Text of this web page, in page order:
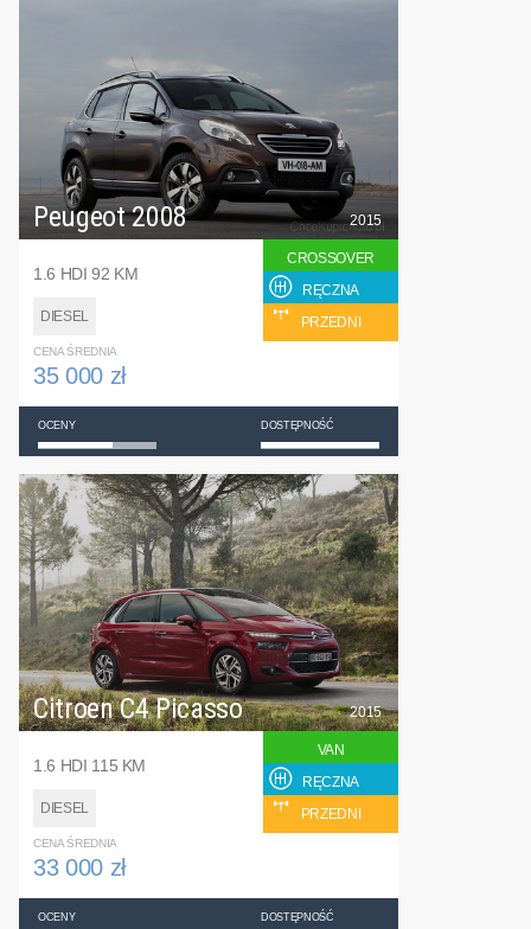
Peugeot 2008
1.6 HDI 92 KM
DIESEL
2015
CROSSOVER
RĘCZNA
PRZEDNI
CENA ŚREDNIA
35 000 zł
OCENY DOSTĘPNOŚĆ
Citroen C4 Picasso
1.6 HDI 115 KM
DIESEL
2015
VAN
RĘCZNA
PRZEDNI
CENA ŚREDNIA
33 000 zł
OCENY DOSTĘPNOŚĆ